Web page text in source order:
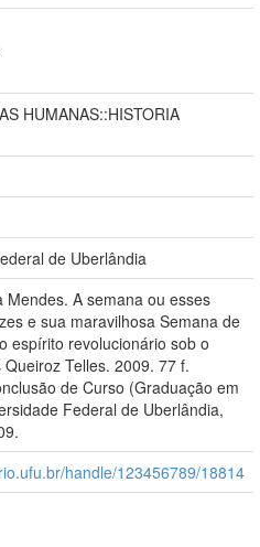
HUMANAS::HISTORIA
de Uberlândia
Mendes. A semana ou esses
e sua maravilhosa Semana de
espírito revolucionário sob o
Telles. 2009. 77 f.
de Curso (Graduação em
Federal de Uberlândia,
handle/123456789/18814